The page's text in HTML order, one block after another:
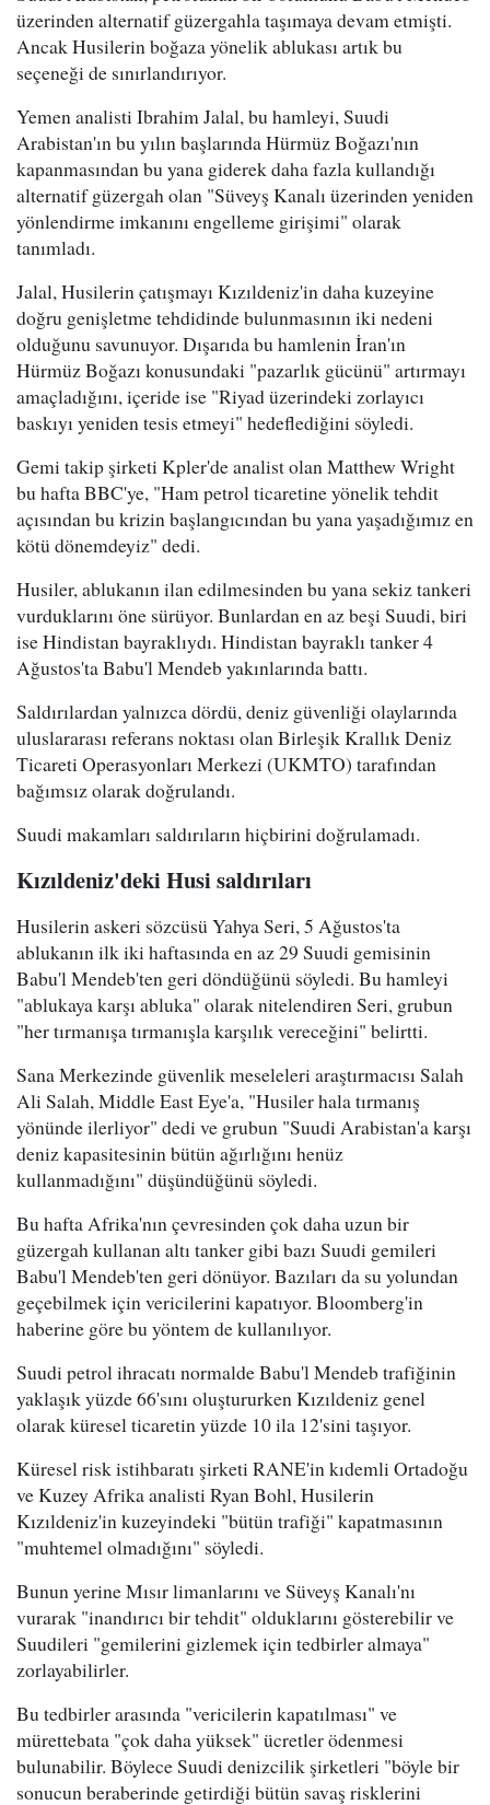
üzerinden alternatif güzergahla taşımaya devam etmişti.
Ancak Husilerin boğaza yönelik ablukası artık bu
seçeneği de sınırlandırıyor.
Yemen analisti Ibrahim Jalal, bu hamleyi, Suudi
Arabistan'ın bu yılın başlarında Hürmüz Boğazı'nın
kapanmasından bu yana giderek daha fazla kullandığı
alternatif güzergah olan "Süveyş Kanalı üzerinden yeniden
yönlendirme imkanını engelleme girişimi" olarak
tanımladı.
Jalal, Husilerin çatışmayı Kızıldeniz'in daha kuzeyine
doğru genişletme tehdidinde bulunmasının iki nedeni
olduğunu savunuyor. Dışarıda bu hamlenin İran'ın
Hürmüz Boğazı konusundaki "pazarlık gücünü" artırmayı
amaçladığını, içeride ise "Riyad üzerindeki zorlayıcı
baskıyı yeniden tesis etmeyi" hedeflediğini söyledi.
Gemi takip şirketi Kpler'de analist olan Matthew Wright
bu hafta BBC'ye, "Ham petrol ticaretine yönelik tehdit
açısından bu krizin başlangıcından bu yana yaşadığımız en
kötü dönemdeyiz" dedi.
Husiler, ablukanın ilan edilmesinden bu yana sekiz tankeri
vurduklarını öne sürüyor. Bunlardan en az beşi Suudi, biri
ise Hindistan bayraklıydı. Hindistan bayraklı tanker 4
Ağustos'ta Babu'l Mendeb yakınlarında battı.
Saldırılardan yalnızca dördü, deniz güvenliği olaylarında
uluslararası referans noktası olan Birleşik Krallık Deniz
Ticareti Operasyonları Merkezi (UKMTO) tarafından
bağımsız olarak doğrulandı.
Suudi makamları saldırıların hiçbirini doğrulamadı.
Kızıldeniz'deki Husi saldırıları
Husilerin askeri sözcüsü Yahya Seri, 5 Ağustos'ta
ablukanın ilk iki haftasında en az 29 Suudi gemisinin
Babu'l Mendeb'ten geri döndüğünü söyledi. Bu hamleyi
"ablukaya karşı abluka" olarak nitelendiren Seri, grubun
"her tırmanışa tırmanışla karşılık vereceğini" belirtti.
Sana Merkezinde güvenlik meseleleri araştırmacısı Salah
Ali Salah, Middle East Eye'a, "Husiler hala tırmanış
yönünde ilerliyor" dedi ve grubun "Suudi Arabistan'a karşı
deniz kapasitesinin bütün ağırlığını henüz
kullanmadığını" düşündüğünü söyledi.
Bu hafta Afrika'nın çevresinden çok daha uzun bir
güzergah kullanan altı tanker gibi bazı Suudi gemileri
Babu'l Mendeb'ten geri dönüyor. Bazıları da su yolundan
geçebilmek için vericilerini kapatıyor. Bloomberg'in
haberine göre bu yöntem de kullanılıyor.
Suudi petrol ihracatı normalde Babu'l Mendeb trafiğinin
yaklaşık yüzde 66'sını oluştururken Kızıldeniz genel
olarak küresel ticaretin yüzde 10 ila 12'sini taşıyor.
Küresel risk istihbaratı şirketi RANE'in kıdemli Ortadoğu
ve Kuzey Afrika analisti Ryan Bohl, Husilerin
Kızıldeniz'in kuzeyindeki "bütün trafiği" kapatmasının
"muhtemel olmadığını" söyledi.
Bunun yerine Mısır limanlarını ve Süveyş Kanalı'nı
vurarak "inandırıcı bir tehdit" olduklarını gösterebilir ve
Suudileri "gemilerini gizlemek için tedbirler almaya"
zorlayabilirler.
Bu tedbirler arasında "vericilerin kapatılması" ve
mürettebata "çok daha yüksek" ücretler ödenmesi
bulunabilir. Böylece Suudi denizcilik şirketleri "böyle bir
sonucun beraberinde getirdiği bütün savaş risklerini